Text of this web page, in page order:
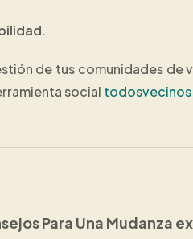
.
de tus comunidades de
social
Para Una Mudanza